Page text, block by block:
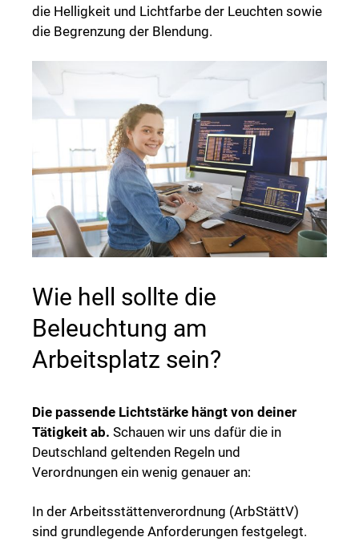
die Helligkeit und Lichtfarbe der Leuchten sowie
die Begrenzung der Blendung.
Wie hell sollte die
Beleuchtung am
Arbeitsplatz sein?
Die passende Lichtstärke hängt von deiner
Tätigkeit ab. Schauen wir uns dafür die in
Deutschland geltenden Regeln und
Verordnungen ein wenig genauer an:
In der Arbeitsstättenverordnung (ArbStättV)
sind grundlegende Anforderungen festgelegt.